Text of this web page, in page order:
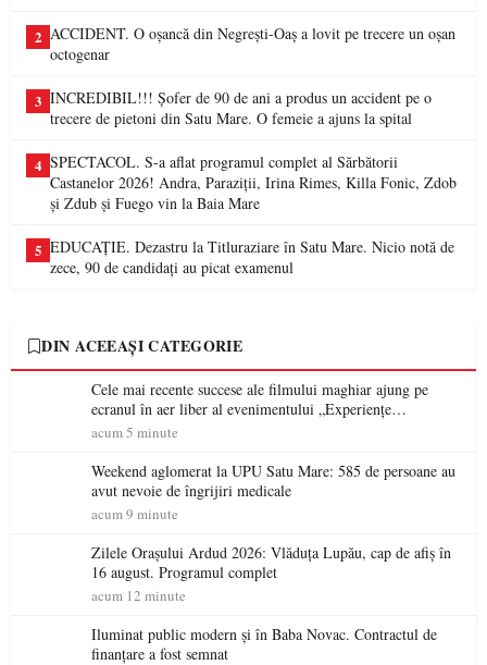
2 ACCIDENT. O oșancă din Negrești-Oaș a lovit pe trecere un oșan
octogenar
3 INCREDIBIL!!! Șofer de 90 de ani a produs un accident pe o
trecere de pietoni din Satu Mare. O femeie a ajuns la spital
4 SPECTACOL. S-a aflat programul complet al Sărbătorii
Castanelor 2026! Andra, Paraziții, Irina Rimes, Killa Fonic, Zdob
și Zdub și Fuego vin la Baia Mare
5 EDUCAȚIE. Dezastru la Titluraziare în Satu Mare. Nicio notă de
zece, 90 de candidați au picat examenul
DIN ACEEAȘI CATEGORIE
Cele mai recente succese ale filmului maghiar ajung pe
ecranul în aer liber al evenimentului „Experiențe
cinematografice Partium”
acum 5 minute
Weekend aglomerat la UPU Satu Mare: 585 de persoane au
avut nevoie de îngrijiri medicale
acum 9 minute
Zilele Orașului Ardud 2026: Vlăduța Lupău, cap de afiș în
16 august. Programul complet
acum 12 minute
Iluminat public modern și în Baba Novac. Contractul de
finanțare a fost semnat